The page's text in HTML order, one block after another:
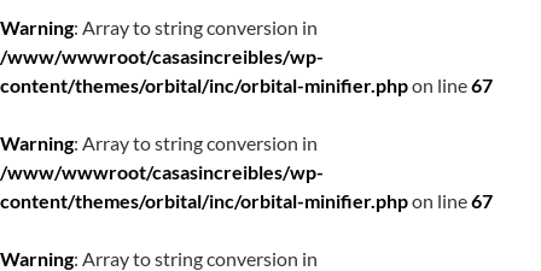
Warning: Array to string conversion in
/www/wwwroot/casasincreibles/wp-
content/themes/orbital/inc/orbital-minifier.phpon line67
Warning: Array to string conversion in
/www/wwwroot/casasincreibles/wp-
content/themes/orbital/inc/orbital-minifier.phpon line67
Warning: Array to string conversion in